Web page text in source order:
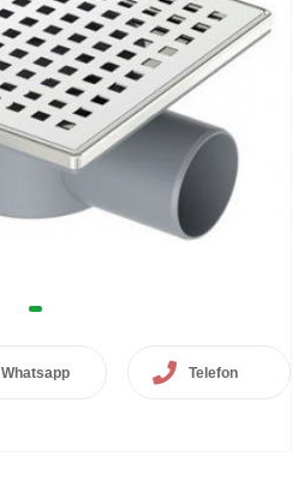
Whatsapp Telefon